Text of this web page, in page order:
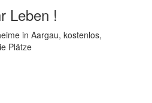
Leben !
in Aargau, kostenlos,
Plätze